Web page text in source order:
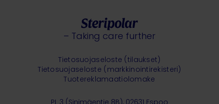
– Taking care further
PL 3 (Sinimäentie 8B), 02631 Espoo
Tietosuojaseloste (tilaukset)
Tietosuojaseloste (markkinointirekisteri)
Tuotereklamaatiolomake